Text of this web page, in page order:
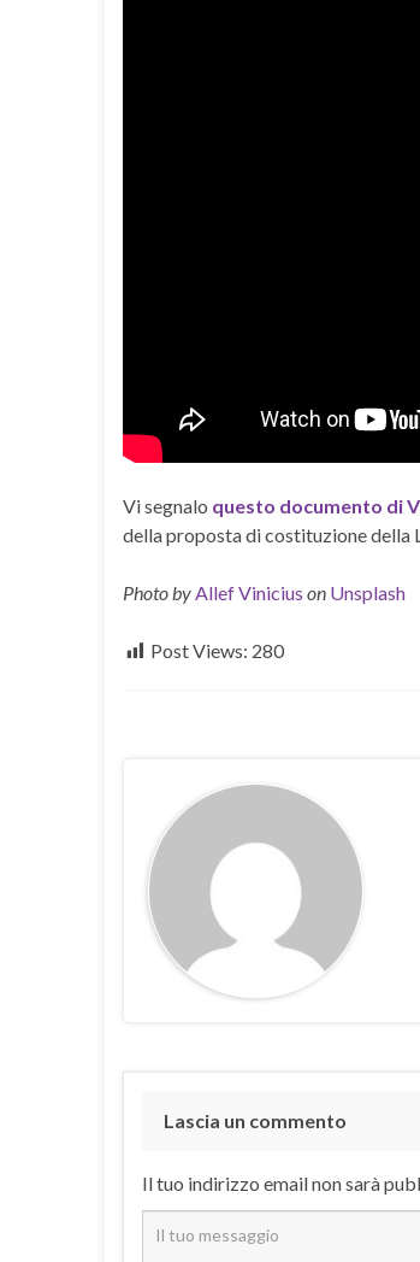
Vi segnalo questo documento di
della proposta di costituzione della
Photo by Allef Vinicius on Unsplash
Post Views: 280
Lascia un commento
Il tuo indirizzo email non sarà